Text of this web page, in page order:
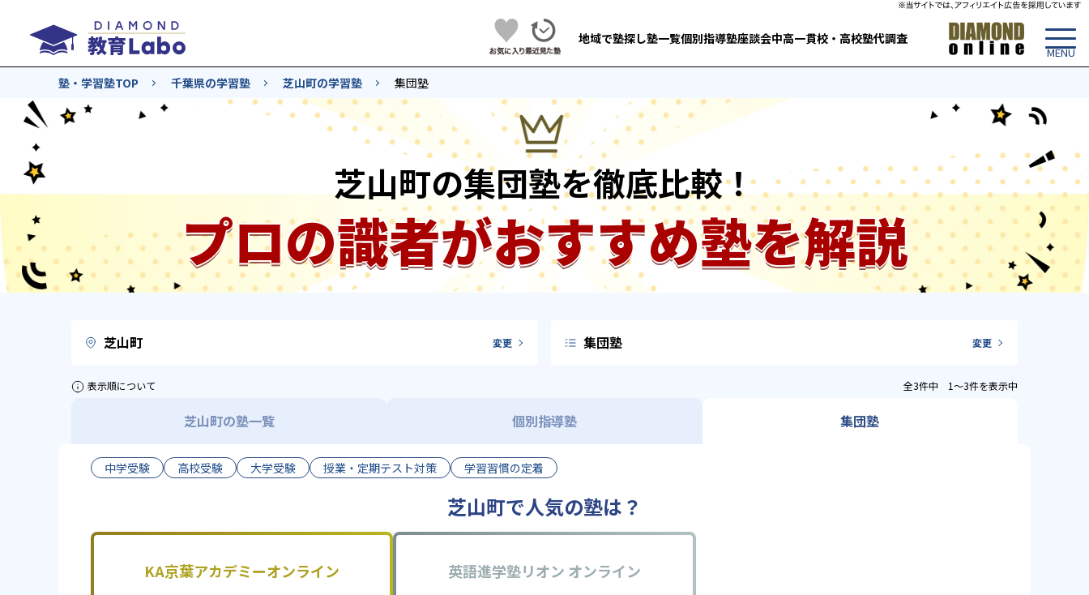
地域で塾探し塾一覧個別指導塾座談会中高一貫校・高校塾代調査
塾・学習塾TOP 千葉県の学習塾 芝山町の学習塾 集団塾
芝山町の集団塾を徹底比較！
プロの識者がおすすめ塾を解説
芝山町 変更 集団塾 変更
表示順について 全3件中 1〜3件を表示中
芝山町の塾一覧 個別指導塾 集団塾
中学受験 高校受験 大学受験 授業・定期テスト対策 学習習慣の定着
芝山町で人気の塾は？
KA京葉アカデミーオンライン 英語進学塾リオン オンライン